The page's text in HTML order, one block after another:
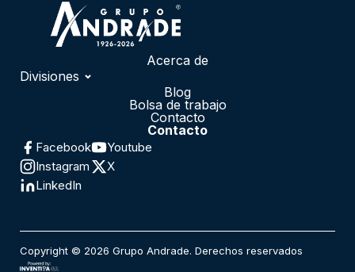
Acerca de
Divisiones
Servicios Financieros
Medios de Comunicación
Logística
Administración de Flota
Renta Diaria
Infraestructura
Fundación Grupo Andrade
Blog
Bolsa de trabajo
Contacto
Contacto
Facebook
Instagram
LinkedIn
Youtube
X
Copyright © 2026 Grupo Andrade. Derechos reservados